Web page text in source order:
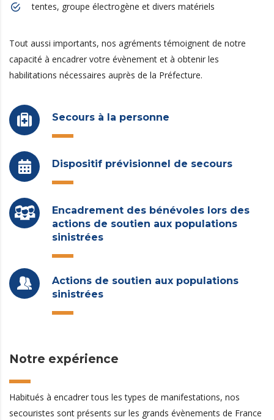
tentes, groupe électrogène et divers matériels
Tout aussi importants, nos agréments témoignent de notre
capacité à encadrer votre évènement et à obtenir les
habilitations nécessaires auprès de la Préfecture.
Secours à la personne
Dispositif prévisionnel de secours
Encadrement des bénévoles lors des
actions de soutien aux populations
sinistrées
Actions de soutien aux populations
sinistrées
Notre expérience
Habitués à encadrer tous les types de manifestations, nos
secouristes sont présents sur les grands évènements de France